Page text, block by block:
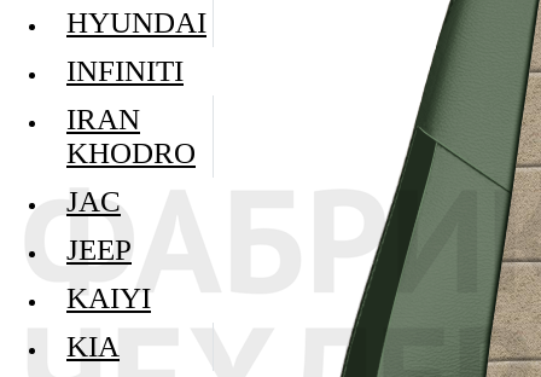
HYUNDAI
INFINITI
IRAN
KHODRO
JAC
JEEP
KAIYI
KIA